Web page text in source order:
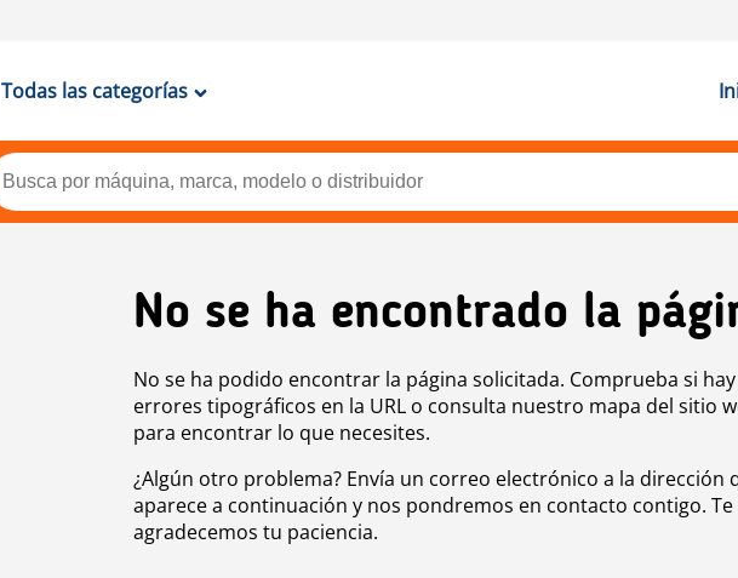
Todas las categorías
No se ha encontrado la
No se ha podido encontrar la página solicitada. Comprueba si hay
errores tipográficos en la URL o consulta nuestro mapa del sitio
para encontrar lo que necesites.
¿Algún otro problema? Envía un correo electrónico a la dirección
aparece a continuación y nos pondremos en contacto contigo. Te
agradecemos tu paciencia.